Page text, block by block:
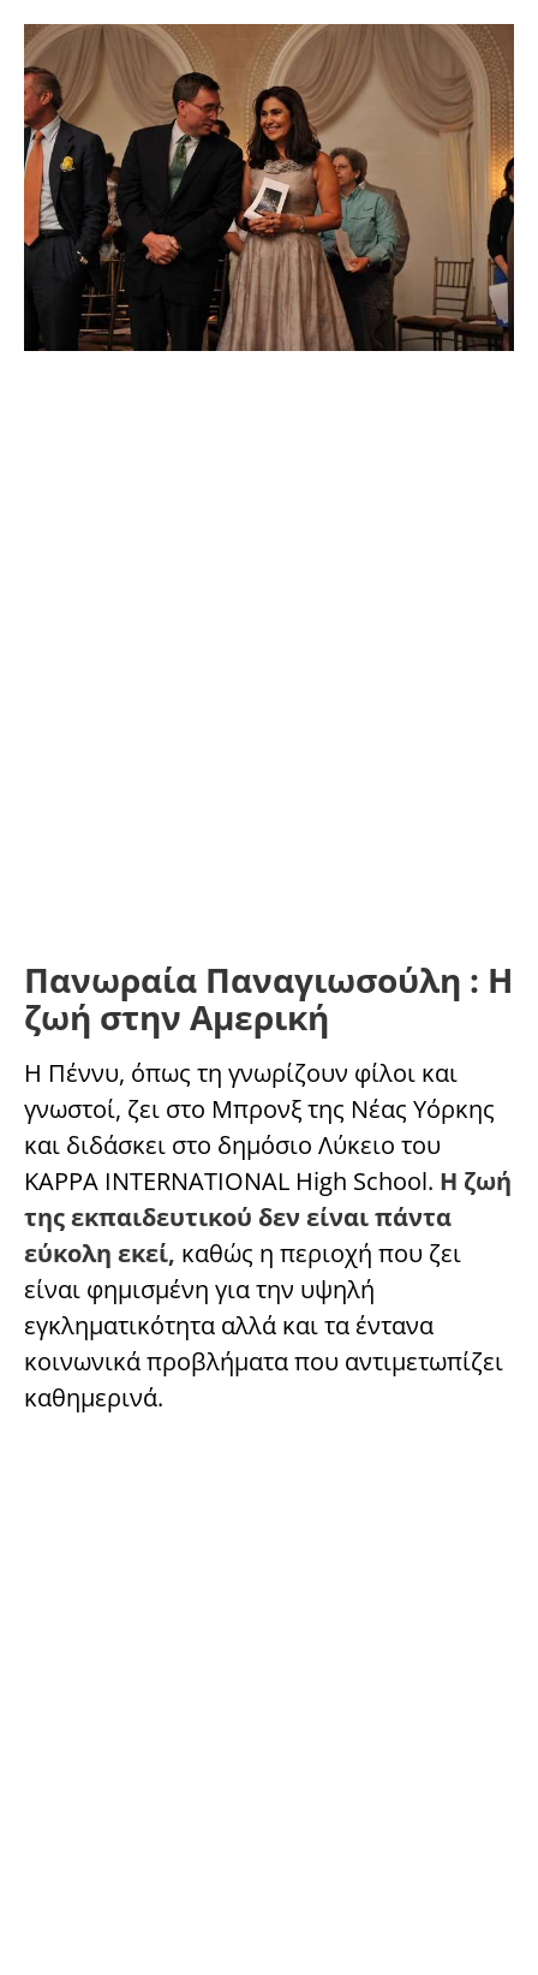
Πανωραία Παναγιωσούλη : Η
ζωή στην Αμερική
Η Πέννυ, όπως τη γνωρίζουν φίλοι και
γνωστοί, ζει στο Μπρονξ της Νέας Υόρκης
και διδάσκει στο δημόσιο Λύκειο του
KAPPA INTERNATIONAL High School. Η ζωή
της εκπαιδευτικού δεν είναι πάντα
εύκολη εκεί, καθώς η περιοχή που ζει
είναι φημισμένη για την υψηλή
εγκληματικότητα αλλά και τα έντανα
κοινωνικά προβλήματα που αντιμετωπίζει
καθημερινά.